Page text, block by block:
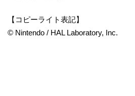
【コピーライト表記】
© Nintendo / HAL Laboratory, Inc.